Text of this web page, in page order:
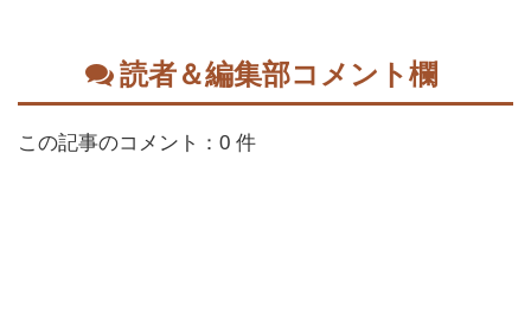
読者＆編集部コメント欄
この記事のコメント：0 件